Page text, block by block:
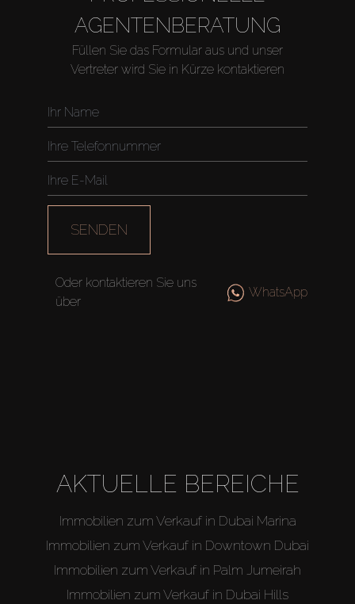
Verkaufen
Off-Plan
Agenten
About Us
AGENTENBERATUNG
Füllen Sie das Formular aus und unser
Vertreter wird Sie in Kürze kontaktieren
SENDEN
Oder kontaktieren Sie uns
über
WhatsApp
AKTUELLE BEREICHE
Immobilien zum Verkauf in Dubai Marina
Immobilien zum Verkauf in Downtown Dubai
Immobilien zum Verkauf in Palm Jumeirah
Immobilien zum Verkauf in Dubai Hills